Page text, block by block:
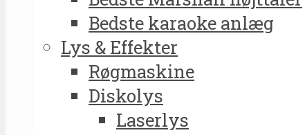
Bedste karaoke anlæg
Lys & Effekter
Røgmaskine
Diskolys
Laserlys